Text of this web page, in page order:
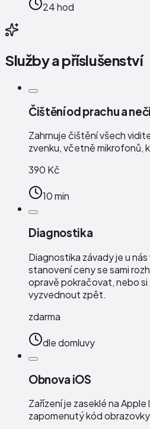
24 hod
Služby a příslušenství
Čištění od prachu a
Zahrnuje čištění všech
zvenku, včetně mikrofonů,
390 Kč
10 min
Diagnostika
Diagnostika závady je u
stanovení ceny se sami
opravě pokračovat, nebo
vyzvednout zpět.
zdarma
dle domluvy
Obnova iOS
Zařízení je zaseklé na
zapomenutý kód